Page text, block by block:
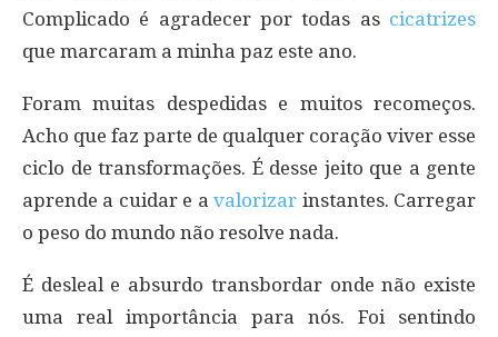
Complicado é agradecer por todas as cicatrizes
que marcaram a minha paz este ano.
Foram muitas despedidas e muitos recomeços.
Acho que faz parte de qualquer coração viver esse
ciclo de transformações. É desse jeito que a gente
aprende a cuidar e avalorizar instantes. Carregar
o peso do mundo não resolve nada.
É desleal e absurdo transbordar onde não existe
uma real importância para nós. Foi sentindo